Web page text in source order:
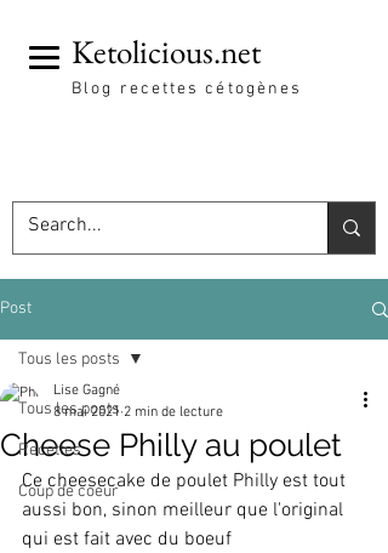
Ketolicious.net
Blog recettes cétogènes
Post
Tous les posts
Recettes
Coup de coeur
Tous les posts
Cheese Philly au poulet
Lise Gagné
8 mai 2021 2 min de lecture
Ce cheesecake de poulet Philly est tout
aussi bon, sinon meilleur que l'original
qui est fait avec du boeuf